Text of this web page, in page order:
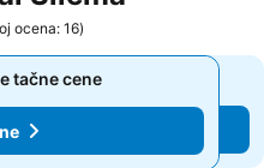
ocena: 16)
tačne cene
tačne cene